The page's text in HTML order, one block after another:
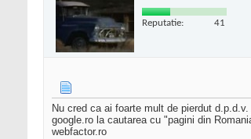
Reputatie: 41
Nu cred ca ai foarte mult de pierdut d.p.d.v.
google.ro la cautarea cu "pagini din
webfactor.ro